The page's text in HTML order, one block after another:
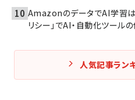
AmazonのデータでAI学習は
リシー」でAI・自動化ツール
人気記事ラン